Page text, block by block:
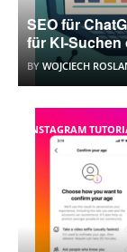
SEO für
für KI-Suchen
BY WOJCIECH
INSTAGRAM